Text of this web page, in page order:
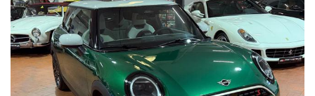
Seguici su Facebook diventa fan:
https://www.facebook.com/Montenevesupercar&vintage
https://www.facebook.com/Montenevegroup
_____VUOI VENDERE LA TUA AUTO_____